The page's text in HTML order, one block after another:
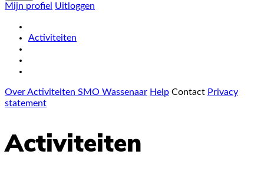
Mijn profiel Uitloggen
Activiteiten
Over Activiteiten SMO Wassenaar Help Contact Privacy
statement
Activiteiten